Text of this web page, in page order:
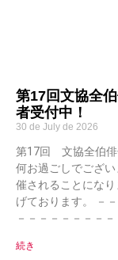
第17回文協全
者受付中！
30 de July de 2026
第17回 文協全伯俳
何お過ごしでござ
催されることにな
げております。 －
－－－－－－－－
続き